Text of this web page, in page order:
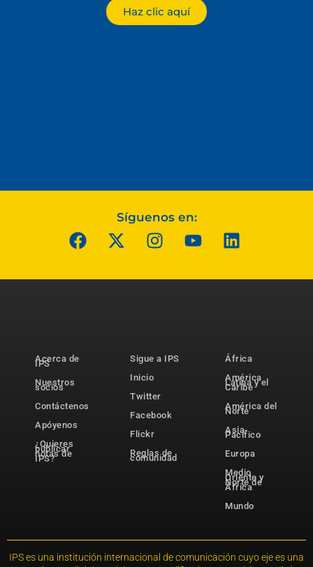
Haz clic aquí
Síguenos en:
Acerca de
IPS
Nuestros
socios
Contáctenos
Apóyenos
¿Quieres
publicar
notas de
IPS?
Sigue a IPS
Inicio
Twitter
Facebook
Flickr
Reglas de
comunidad
África
América
Latina y el
Caribe
América del
Norte
Asia-
Pacífico
Europa
Medio
Oriente y
Norte de
África
Mundo
IPS es una institución internacional de comunicación cuyo eje es una